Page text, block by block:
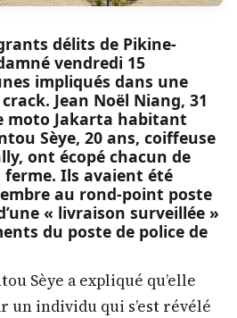
délits de Pikine-
vendredi 15
impliqués dans une
Jean Noël Niang, 31
moto Jakarta habitant
Sèye, 20 ans, coiffeuse
ont écopé chacun de
ferme. Ils avaient été
au rond-point poste
« livraison surveillée »
du poste de police de
Sèye a expliqué qu’elle
un individu qui s’est révélé